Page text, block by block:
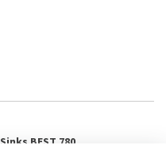
Sinks BEST 780